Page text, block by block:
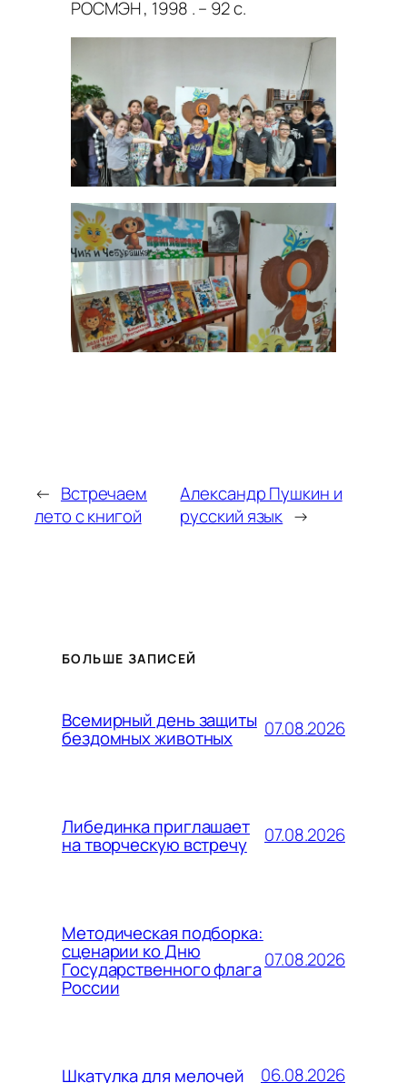
РОСМЭН , 1998 . – 92 с.
← Встречаем
лето с книгой
Александр Пушкин и
русский язык →
БОЛЬШЕ ЗАПИСЕЙ
Всемирный день защиты
бездомных животных 07.08.2026
Либединка приглашает
на творческую встречу 07.08.2026
Методическая подборка:
сценарии ко Дню
Государственного флага
России
07.08.2026
Шкатулка для мелочей 06.08.2026